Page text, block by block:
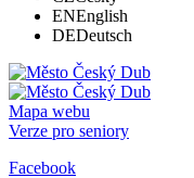
ENEnglish
DEDeutsch
Mapa webu
Verze pro seniory
Facebook